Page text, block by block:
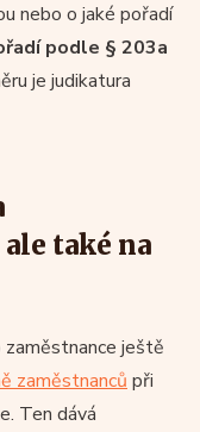
nebo o jaké pořadí
podle § 203a
je judikatura
také na
ještě
zaměstnanců při
Ten dává